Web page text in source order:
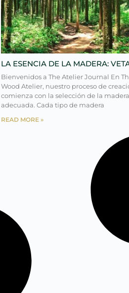
LA ESENCIA DE LA MADERA:
Bienvenidos a The Atelier Journal En
Wood Atelier, nuestro proceso de
comienza con la selección de la madera
adecuada. Cada tipo de madera
READ MORE »